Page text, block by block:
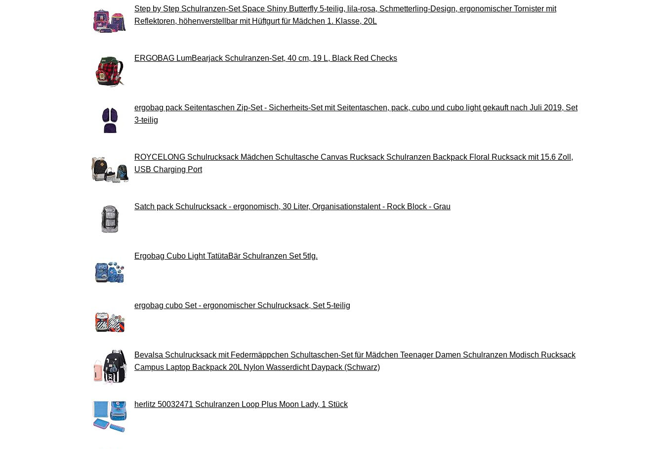
Step by Step Schulranzen-Set Space Shiny Butterfly 5-teilig, lila-rosa, Schmetterling-Design, ergonomischer Tornister mit
Reflektoren, höhenverstellbar mit Hüftgurt für Mädchen 1. Klasse, 20L
ERGOBAG LumBearjack Schulranzen-Set, 40 cm, 19 L, Black Red Checks
ergobag pack Seitentaschen Zip-Set - Sicherheits-Set mit Seitentaschen, pack, cubo und cubo light gekauft nach Juli 2019, Set
3-teilig
ROYCELONG Schulrucksack Mädchen Schultasche Canvas Rucksack Schulranzen Backpack Floral Rucksack mit 15.6 Zoll,
USB Charging Port
Satch pack Schulrucksack - ergonomisch, 30 Liter, Organisationstalent - Rock Block - Grau
Ergobag Cubo Light TatütaBär Schulranzen Set 5tlg.
ergobag cubo Set - ergonomischer Schulrucksack, Set 5-teilig
Bevalsa Schulrucksack mit Federmäppchen Schultaschen-Set für Mädchen Teenager Damen Schulranzen Modisch Rucksack
Campus Laptop Backpack 20L Nylon Wasserdicht Daypack (Schwarz)
herlitz 50032471 Schulranzen Loop Plus Moon Lady, 1 Stück